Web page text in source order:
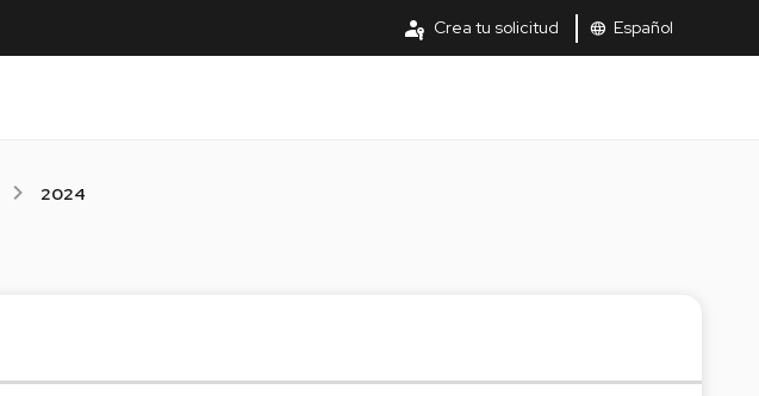
passkey Crea tu solicitud language Español
2024